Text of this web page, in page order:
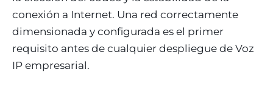
conexión a Internet. Una red correctamente
dimensionada y configurada es el primer
requisito antes de cualquier despliegue de Voz
IP empresarial.